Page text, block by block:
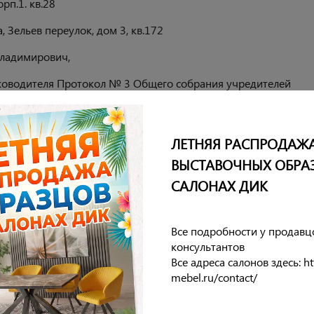
кв.28
переулок, дом 3, кв.172
Протокол № 3 Общего собрания учредителей
Сбербанка России ПАО, г. Москва
ЛЕТНЯЯ
ВЫСТАВОЧНЫХ
САЛОНАХ ДИК
Все подробности у
консультантов
Все адреса салонов здесь:
mebel.ru/contact/